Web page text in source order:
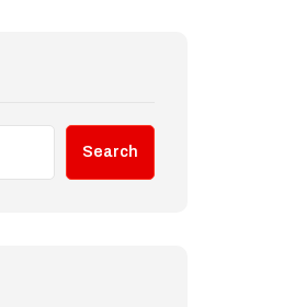
Search